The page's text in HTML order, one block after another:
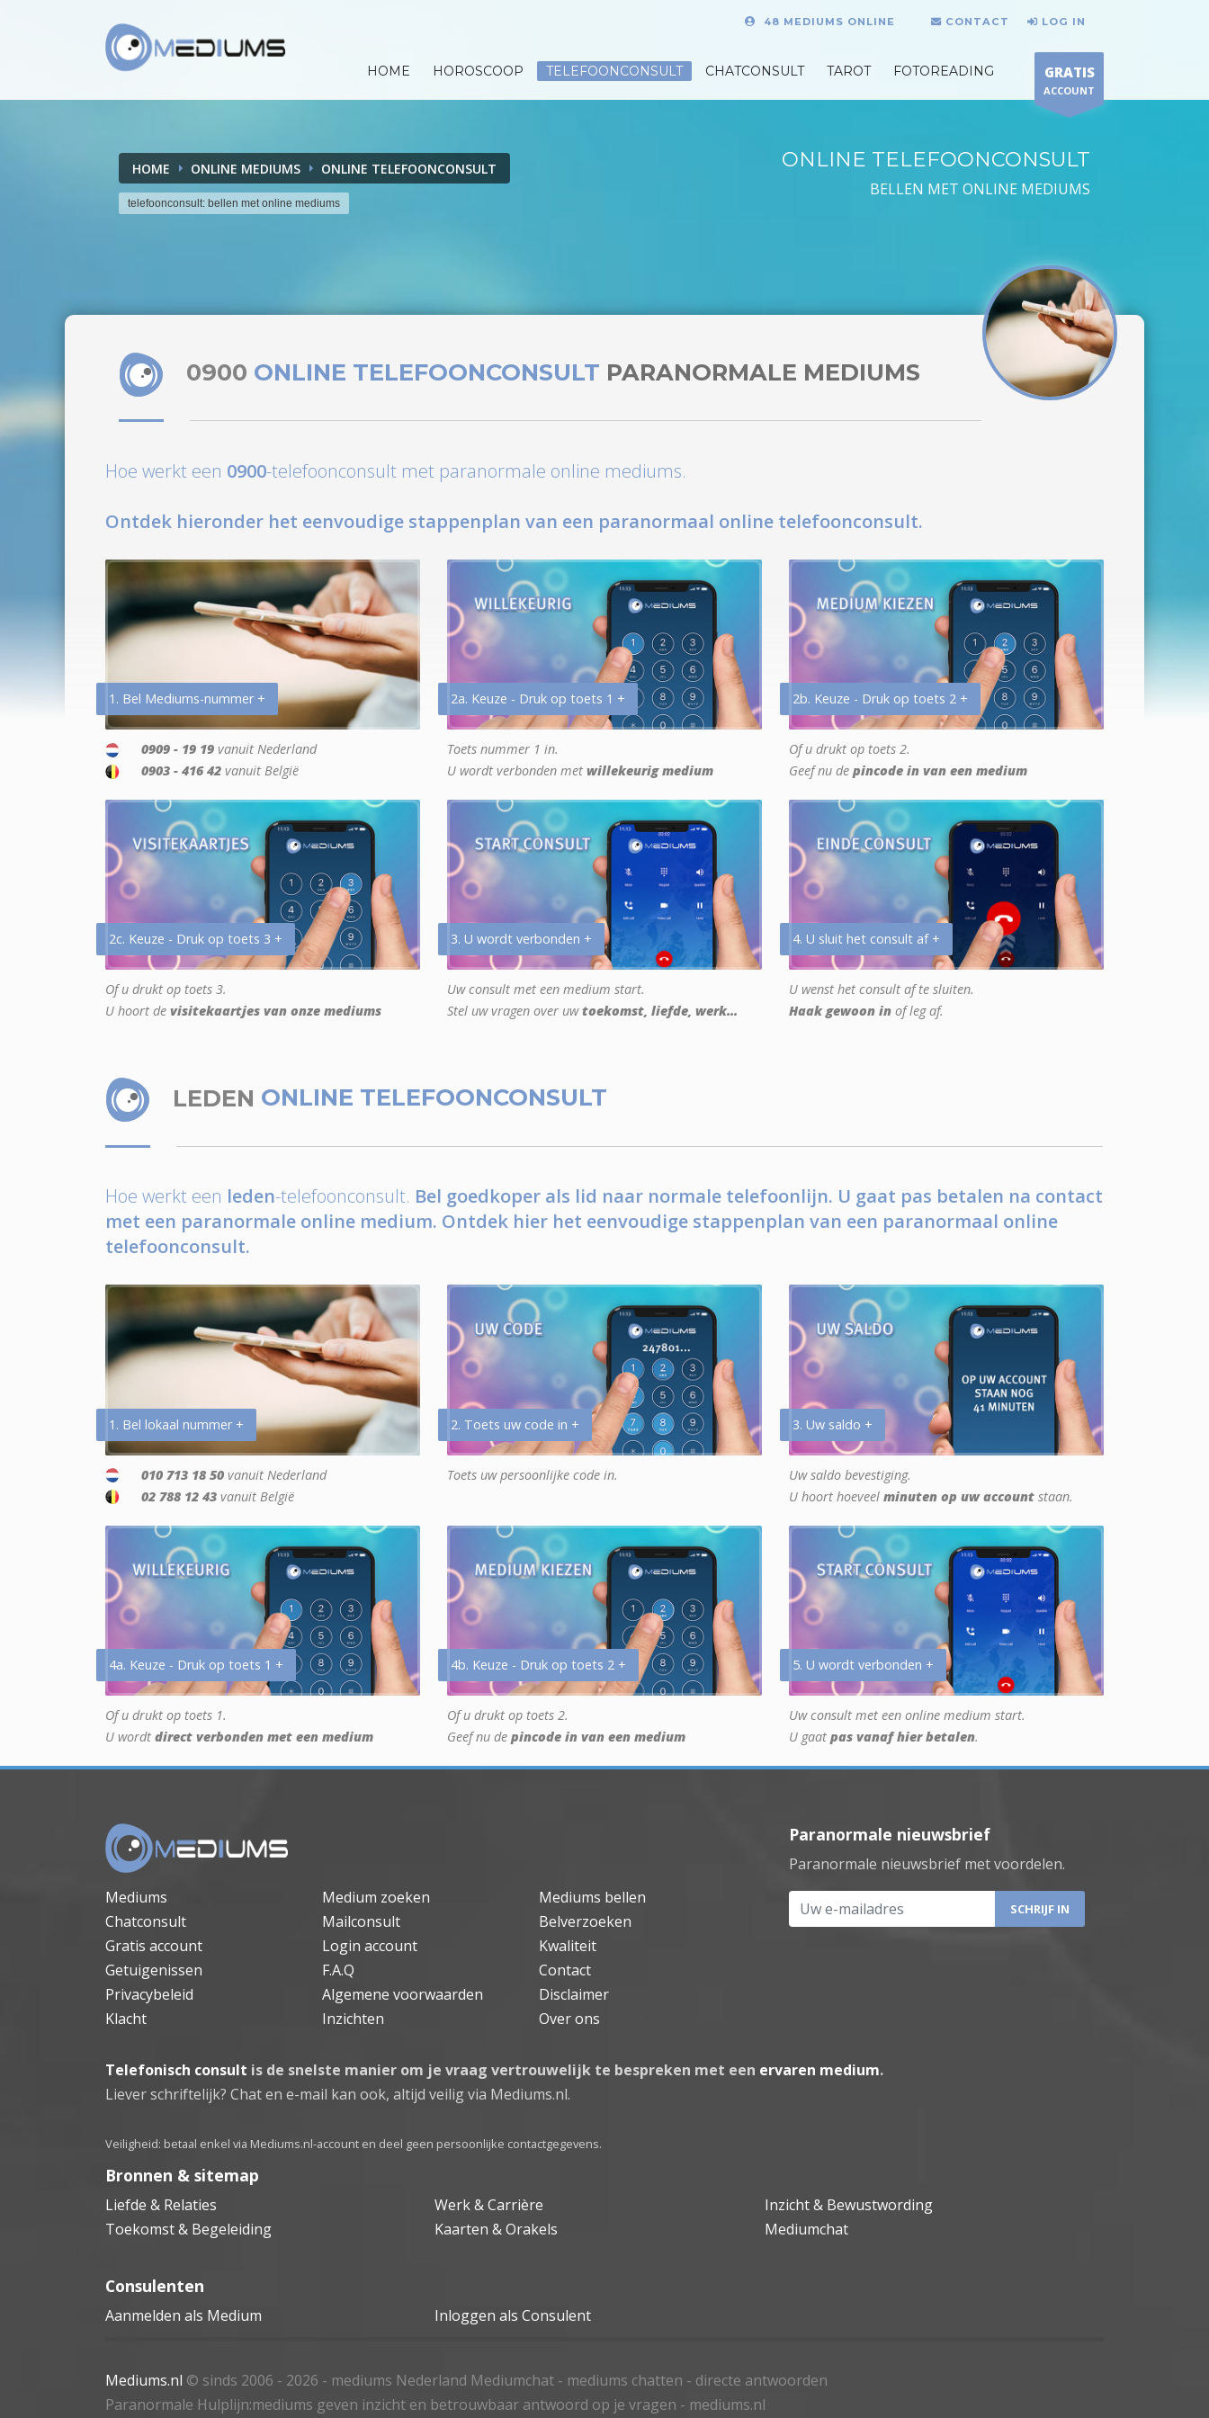
48 MEDIUMS ONLINE CONTACT LOG IN
HOME HOROSCOOP TELEFOONCONSULT CHATCONSULT TAROT FOTOREADING GRATIS
ACCOUNT
HOME ONLINE MEDIUMS ONLINE TELEFOONCONSULT
telefoonconsult: bellen met online mediums
ONLINE TELEFOONCONSULT
BELLEN MET ONLINE MEDIUMS
0900 ONLINE TELEFOONCONSULT PARANORMALE MEDIUMS
Hoe werkt een 0900-telefoonconsult met paranormale online mediums.
Ontdek hieronder het eenvoudige stappenplan van een paranormaal online telefoonconsult.
1. Bel Mediums-nummer +
0909 - 19 19 vanuit Nederland
0903 - 416 42 vanuit België
2a. Keuze - Druk op toets 1 +
Toets nummer 1 in.
U wordt verbonden met willekeurig medium
2b. Keuze - Druk op toets 2 +
Of u drukt op toets 2.
Geef nu de pincode in van een medium
2c. Keuze - Druk op toets 3 +
Of u drukt op toets 3.
U hoort de visitekaartjes van onze mediums
3. U wordt verbonden +
Uw consult met een medium start.
Stel uw vragen over uwtoekomst, liefde, werk...
4. U sluit het consult af +
U wenst het consult af te sluiten.
Haak gewoon in of leg af.
LEDEN ONLINE TELEFOONCONSULT
Hoe werkt een leden-telefoonconsult. Bel goedkoper als lid naar normale telefoonlijn. U gaat pas betalen na contact
met een paranormale online medium. Ontdek hier het eenvoudige stappenplan van een paranormaal online
telefoonconsult.
1. Bel lokaal nummer +
010 713 18 50 vanuit Nederland
02 788 12 43 vanuit België
2. Toets uw code in +
Toets uw persoonlijke code in.
3. Uw saldo +
Uw saldo bevestiging.
U hoort hoeveel minuten op uw account staan.
4a. Keuze - Druk op toets 1 +
Of u drukt op toets 1.
U wordt direct verbonden met een medium
4b. Keuze - Druk op toets 2 +
Of u drukt op toets 2.
Geef nu de pincode in van een medium
5. U wordt verbonden +
Uw consult met een online medium start.
U gaat pas vanaf hier betalen.
Mediums Medium zoeken
Mediums bellen
Chatconsult
Mailconsult
Belverzoeken
Gratis account
Login account
Kwaliteit
Getuigenissen
F.A.Q
Contact
Privacybeleid
Algemene voorwaarden
Disclaimer
Klacht
Inzichten Over ons
Paranormale nieuwsbrief
Paranormale nieuwsbrief met voordelen.
Uw e-mailadres
Telefonisch consult is de snelste manier om je vraag vertrouwelijk te bespreken met een ervaren medium.
Liever schriftelijk? Chat en e-mail kan ook, altijd veilig via Mediums.nl.
Veiligheid: betaal enkel via Mediums.nl-account en deel geen persoonlijke contactgegevens.
Bronnen & sitemap
Liefde & Relaties Werk & Carrière
Inzicht & Bewustwording
Toekomst & Begeleiding
Kaarten & Orakels Mediumchat
Consulenten
Aanmelden als Medium Inloggen als Consulent
Mediums.nl © sinds 2006 - 2026 - mediums Nederland Mediumchat - mediums chatten - directe antwoorden
Paranormale Hulplijn:mediums geven inzicht en betrouwbaar antwoord op je vragen - mediums.nl